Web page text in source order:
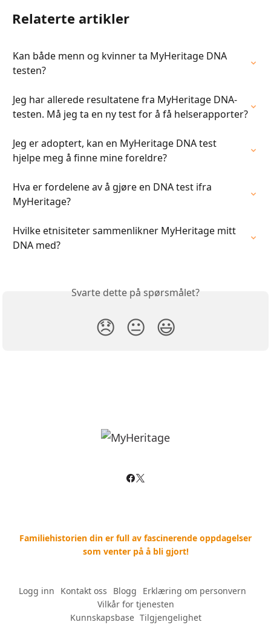
Relaterte artikler
Kan både menn og kvinner ta MyHeritage DNA
testen?
Jeg har allerede resultatene fra MyHeritage DNA-
testen. Må jeg ta en ny test for å få helserapporter?
Jeg er adoptert, kan en MyHeritage DNA test
hjelpe meg å finne mine foreldre?
Hva er fordelene av å gjøre en DNA test ifra
MyHeritage?
Hvilke etnisiteter sammenlikner MyHeritage mitt
DNA med?
Svarte dette på spørsmålet?
😞 😐 😃
Familiehistorien din er full av fascinerende oppdagelser
som venter på å bli gjort!
Logg inn Kontakt oss Blogg Erklæring om personvern
Vilkår for tjenesten
Kunnskapsbase-- Tilgjengelighet